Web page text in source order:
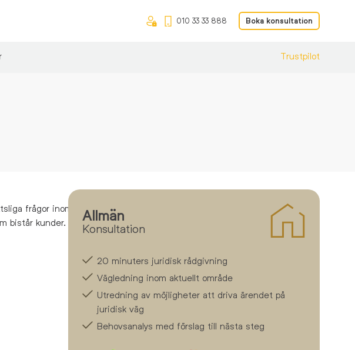
010 33 33 888 Boka konsultation
Trustpilot
frågor inom olika
bistår kunder. Allmän
Konsultation
20 minuters juridisk rådgivning
Vägledning inom aktuellt område
Utredning av möjligheter att driva ärendet på
juridisk väg
Behovsanalys med förslag till nästa steg